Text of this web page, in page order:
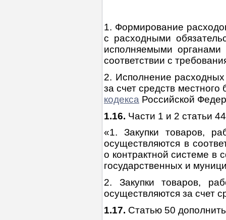
1. Формирование
с расходными
исполняемыми органами
соответствии с
2. Исполнение расходных
за счет средств
кодекса Российской
1.16. Части 1 и 2 статьи
«1. Закупки товаров,
осуществляются в
о контрактной системе в
государственных и
2. Закупки товаров,
осуществляются за счет
1.17. Статью 50